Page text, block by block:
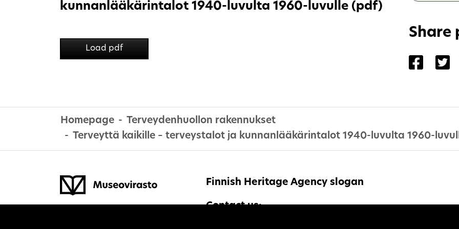
kunnanlääkärintalot 1940-luvulta 1960-luvulle (pdf)
Load pdf
Share
Share
Homepage
Terveydenhuollon rakennukset
Terveyttä kaikille – terveystalot ja kunnanlääkärintalot 1940-luvulta 1960-
Finnish Heritage Agency slogan
Contact us: